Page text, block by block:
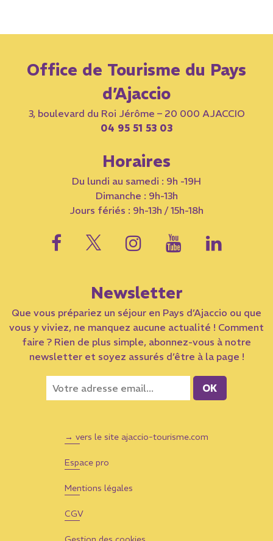
Office de Tourisme du Pays
d’Ajaccio
3, boulevard du Roi Jérôme – 20 000 AJACCIO
04 95 51 53 03
Horaires
Du lundi au samedi : 9h -19H
Dimanche : 9h-13h
Jours fériés : 9h-13h / 15h-18h
Newsletter
Que vous prépariez un séjour en Pays d’Ajaccio ou que
vous y viviez, ne manquez aucune actualité ! Comment
faire ? Rien de plus simple, abonnez-vous à notre
newsletter et soyez assurés d’être à la page !
→ vers le site ajaccio-tourisme.com
Espace pro
Mentions légales
CGV